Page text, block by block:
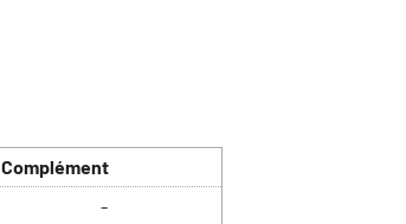
Complément
-